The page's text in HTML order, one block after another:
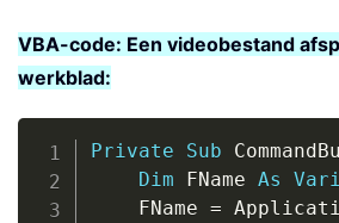
VBA-code: Een videobestand
werkblad:
Private Sub
Dim FName As
    FName
=